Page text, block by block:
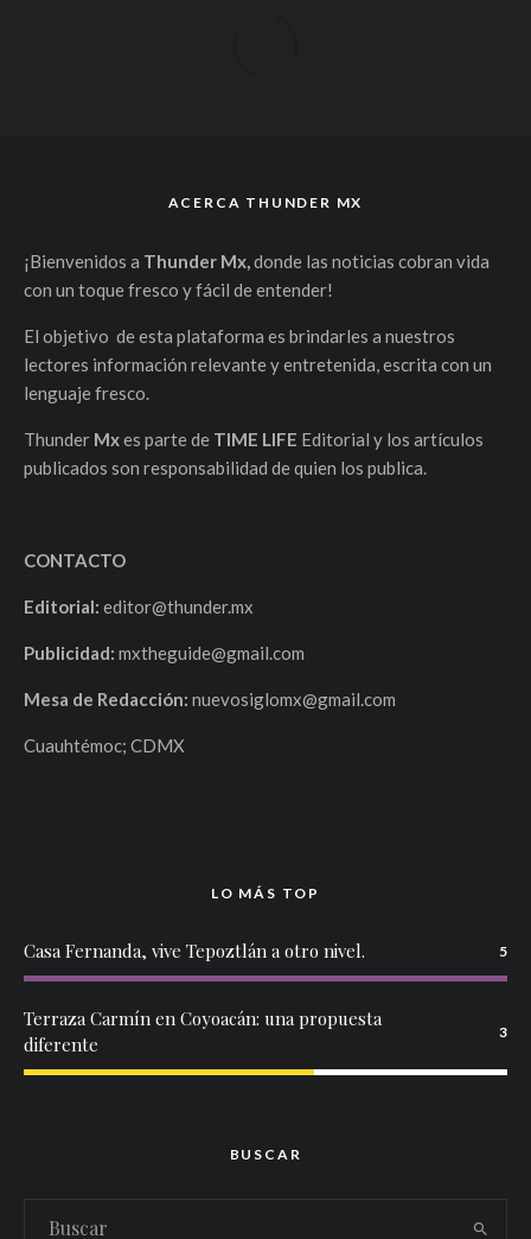
ACERCA THUNDER MX
¡Bienvenidos a Thunder Mx,donde las noticias cobran vida
con un toque fresco y fácil de entender!
El objetivo de esta plataforma es brindarles a nuestros
lectores información relevante y entretenida, escrita con un
lenguaje fresco.
Thunder Mxes parte de TIME LIFE Editorial y los artículos
publicados son responsabilidad de quien los publica.
CONTACTO
Editorial: editor@thunder.mx
Publicidad: mxtheguide@gmail.com
Mesa de Redacción: nuevosiglomx@gmail.com
Cuauhtémoc; CDMX
LO MÁS TOP
Casa Fernanda, vive Tepoztlán a otro nivel. 5
Terraza Carmín en Coyoacán: una propuesta
diferente
3
BUSCAR